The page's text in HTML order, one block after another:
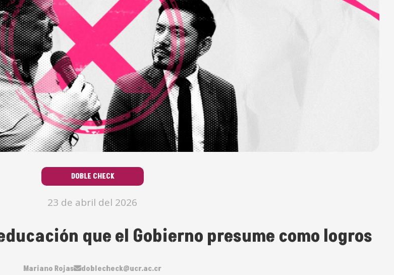
DOBLE CHECK
23 de abril del 2026
que el Gobierno presume como logros
Mariano Rojas doblecheck@ucr.ac.cr